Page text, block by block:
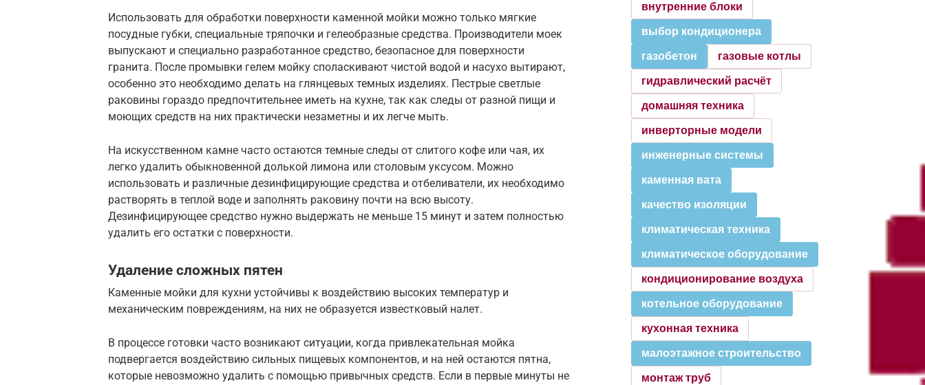
Использовать для обработки поверхности каменной мойки можно только мягкие
посудные губки, специальные тряпочки и гелеобразные средства. Производители моек
выпускают и специально разработанное средство, безопасное для поверхности
гранита. После промывки гелем мойку споласкивают чистой водой и насухо вытирают,
особенно это необходимо делать на глянцевых темных изделиях. Пестрые светлые
раковины гораздо предпочтительнее иметь на кухне, так как следы от разной пищи и
моющих средств на них практически незаметны и их легче мыть.
На искусственном камне часто остаются темные следы от слитого кофе или чая, их
легко удалить обыкновенной долькой лимона или столовым уксусом. Можно
использовать и различные дезинфицирующие средства и отбеливатели, их необходимо
растворять в теплой воде и заполнять раковину почти на всю высоту.
Дезинфицирующее средство нужно выдержать не меньше 15 минут и затем полностью
удалить его остатки с поверхности.
Удаление сложных пятен
Каменные мойки для кухни устойчивы к воздействию высоких температур и
механическим повреждениям, на них не образуется известковый налет.
В процессе готовки часто возникают ситуации, когда привлекательная мойка
подвергается воздействию сильных пищевых компонентов, и на ней остаются пятна,
которые невозможно удалить с помощью привычных средств. Если в первые минуты не
внутренние блоки
выбор кондиционера
газобетон газовые котлы
гидравлический расчёт
домашняя техника
инверторные модели
инженерные системы
каменная вата
качество изоляции
климатическая техника
климатическое оборудование
кондиционирование воздуха
котельное оборудование
кухонная техника
малоэтажное строительство
монтаж труб